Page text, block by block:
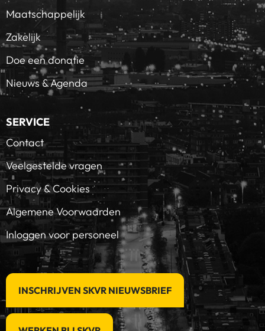
Maatschappelijk
Zakelijk
Doe een donatie
Nieuws & Agenda
SERVICE
Contact
Veelgestelde vragen
Privacy & Cookies
Algemene Voorwaarden
Inloggen voor personeel
INSCHRIJVEN SKVR NIEUWSBRIEF